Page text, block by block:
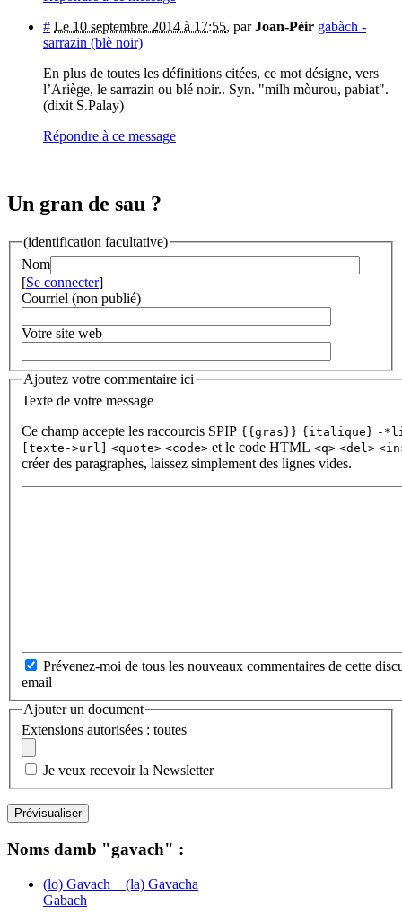
# Le 10 septembre 2014 à 17:55, parJoan-Pèir gabàch -
sarrazin (blè noir)
En plus de toutes les définitions citées, ce mot désigne, vers
l’Ariège, le sarrazin ou blé noir.. Syn. "milh mòurou, pabiat".
(dixit S.Palay)
Répondre à ce message
Un gran de sau ?
(identification facultative)
Nom
[Se connecter]
Courriel (non publié)
Votre site web
Ajoutez votre commentaire ici
Texte de votre message
Ce champ accepte les raccourcis SPIP {{gras}} {italique} -
[texte->url] <quote> <code> et le code HTML <q> <del>
créer des paragraphes, laissez simplement des lignes vides.
Prévenez-moi de tous les nouveaux commentaires de cette
email
Ajouter un document
Extensions autorisées : toutes
Je veux recevoir la Newsletter
Noms damb "gavach" :
(lo) Gavach + (la) Gavacha
Gabach